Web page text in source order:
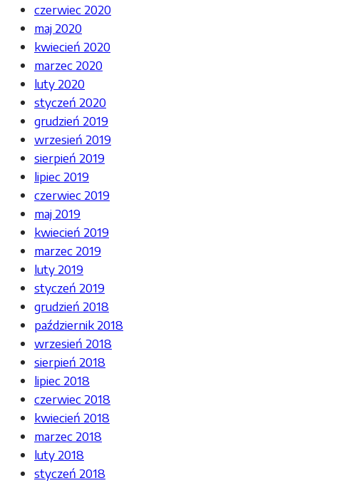
czerwiec 2020
maj 2020
kwiecień 2020
marzec 2020
luty 2020
styczeń 2020
grudzień 2019
wrzesień 2019
sierpień 2019
lipiec 2019
czerwiec 2019
maj 2019
kwiecień 2019
marzec 2019
luty 2019
styczeń 2019
grudzień 2018
październik 2018
wrzesień 2018
sierpień 2018
lipiec 2018
czerwiec 2018
kwiecień 2018
marzec 2018
luty 2018
styczeń 2018